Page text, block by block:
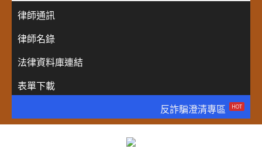
律師通訊
律師名錄
法律資料庫連結
表單下載
反詐騙澄清專區
HOT